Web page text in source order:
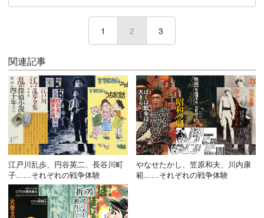
1 2 (current)
3
関連記事
江戸川乱歩、円谷英二、長谷川町
子……それぞれの戦争体験
やなせたかし、笠原和夫、川内康
範……それぞれの戦争体験